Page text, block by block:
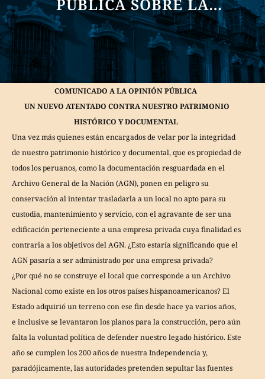
PÚBLICA SOBRE LA
SITUACIÓN DEL ARCHIVO
GENERAL DE LA NACIÓN
COMUNICADO A LA OPINIÓN PÚBLICA
UN NUEVO ATENTADO CONTRA NUESTRO PATRIMONIO
HISTÓRICO Y DOCUMENTAL
Una vez más quienes están encargados de velar por la integridad
de nuestro patrimonio histórico y documental, que es propiedad de
todos los peruanos, como la documentación resguardada en el
Archivo General de la Nación (AGN), ponen en peligro su
conservación al intentar trasladarla a un local no apto para su
custodia, mantenimiento y servicio, con el agravante de ser una
edificación perteneciente a una empresa privada cuya finalidad es
contraria a los objetivos del AGN. ¿Esto estaría significando que el
AGN pasaría a ser administrado por una empresa privada?
¿Por qué no se construye el local que corresponde a un Archivo
Nacional como existe en los otros países hispanoamericanos? El
Estado adquirió un terreno con ese fin desde hace ya varios años,
e inclusive se levantaron los planos para la construcción, pero aún
falta la voluntad política de defender nuestro legado histórico. Este
año se cumplen los 200 años de nuestra Independencia y,
paradójicamente, las autoridades pretenden sepultar las fuentes